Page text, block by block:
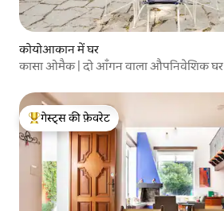
कोयोआकान में घर
कासा ओमैक | दो आँगन वाला औपनिवेशिक घर
गेस्ट्स का टॉप फ़ेवरेट
गेस्ट्स की फ़ेवरेट